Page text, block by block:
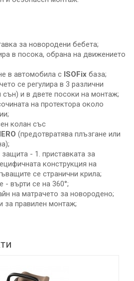
за новородени бебета;
в посока, обрана на движението
в автомобила с ISOFix база;
се регулира в 3 различни
и в двете посоки на монтаж;
на протектора около
колан със
(предотвратява плъзгане или
- 1. приставката за
конструкция на
се странични крила;
- върти се на 360°;
на матрачето за новородено;
за правилен монтаж;